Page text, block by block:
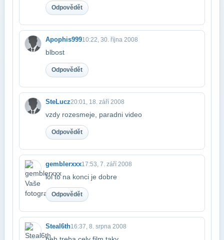
Odpovědět
Apophis99910:22, 30. října 2008
blbost
Odpovědět
SteLucz20:01, 18. září 2008
vzdy rozesmeje, paradni video
Odpovědět
gemblerxxx17:53, 7. září 2008
lol to na konci je dobre
Odpovědět
Steal6th16:37, 8. srpna 2008